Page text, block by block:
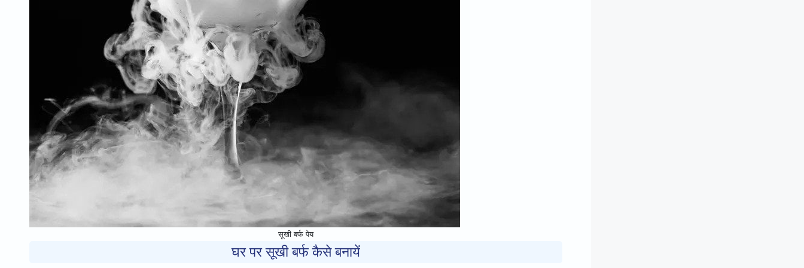
सूखी बर्फ पेय
घर पर सूखी बर्फ कैसे बनायें